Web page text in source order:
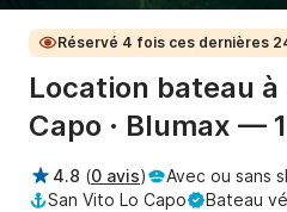
Réservé 4 fois ces dernières
Location bateau à
Capo · Blumax —
4.8 (0 avis) Avec ou sans
San Vito Lo Capo
Bateau